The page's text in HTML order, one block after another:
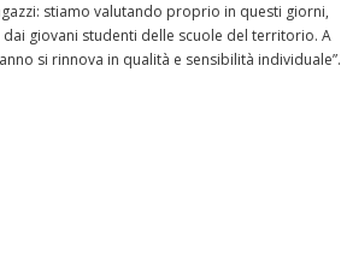
stiamo valutando proprio in questi giorni,
giovani studenti delle scuole del territorio. A
si rinnova in qualità e sensibilità individuale”.